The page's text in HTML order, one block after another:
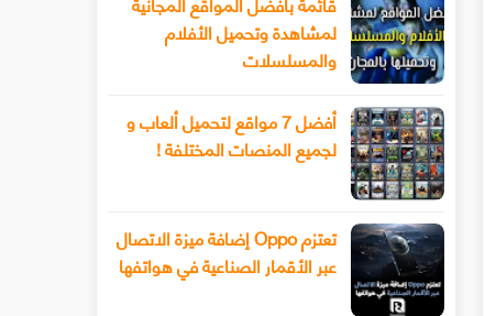
لمشاهدة وتحميل الأفلام
والمسلسلات
أفضل 7 مواقع لتحميل ألعاب و
لجميع المنصات المختلفة !
تعتزم Oppo إضافة ميزة الاتصال
عبر الأقمار الصناعية في هواتفها